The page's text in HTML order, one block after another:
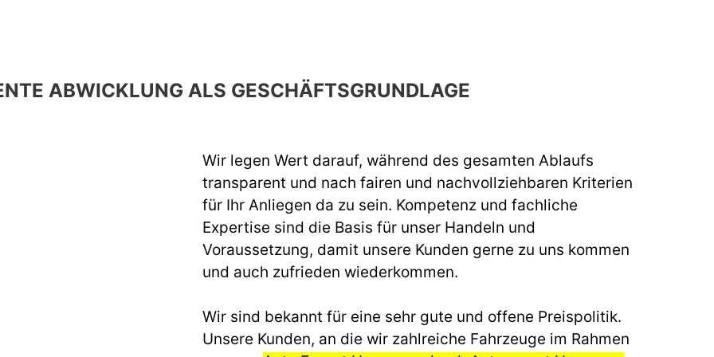
ABWICKLUNG ALS GESCHÄFTSGRUNDLAGE
Wir legen Wert darauf, während des gesamten Ablaufs
transparent und nach fairen und nachvollziehbaren Kriterien
für Ihr Anliegen da zu sein. Kompetenz und fachliche
Expertise sind die Basis für unser Handeln und
Voraussetzung, damit unsere Kunden gerne zu uns kommen
und auch zufrieden wiederkommen.
Wir sind bekannt für eine sehr gute und offene Preispolitik.
Unsere Kunden, an die wir zahlreiche Fahrzeuge im Rahmen